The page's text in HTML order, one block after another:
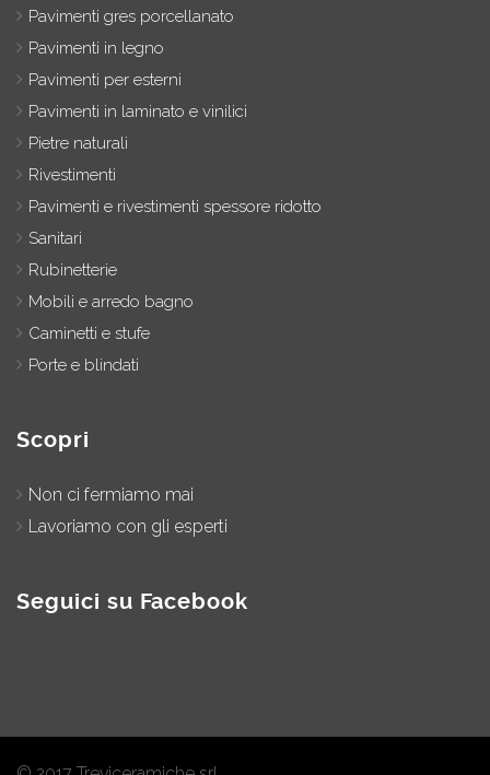
Pavimenti gres porcellanato
Pavimenti in legno
Pavimenti per esterni
Pavimenti in laminato e vinilici
Pietre naturali
Rivestimenti
Pavimenti e rivestimenti spessore ridotto
Sanitari
Rubinetterie
Mobili e arredo bagno
Caminetti e stufe
Porte e blindati
Scopri
Non ci fermiamo mai
Lavoriamo con gli esperti
Seguici su Facebook